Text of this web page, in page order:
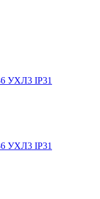
УХЛ3 IP31
УХЛ3 IP31